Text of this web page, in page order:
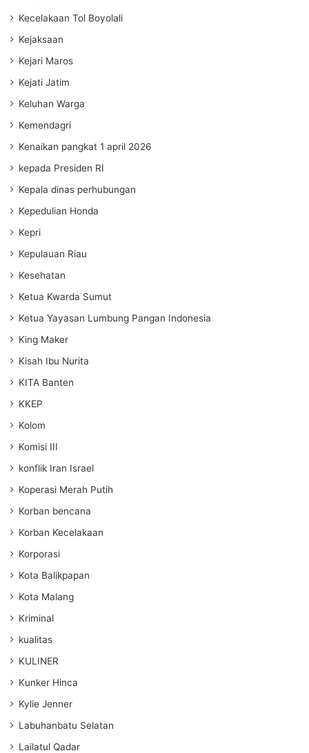
Kecelakaan Tol Boyolali
Kejaksaan
Kejari Maros
Kejati Jatim
Keluhan Warga
Kemendagri
Kenaikan pangkat 1 april 2026
kepada Presiden RI
Kepala dinas perhubungan
Kepedulian Honda
Kepri
Kepulauan Riau
Kesehatan
Ketua Kwarda Sumut
Ketua Yayasan Lumbung Pangan Indonesia
King Maker
Kisah Ibu Nurita
KITA Banten
KKEP
Kolom
Komisi III
konflik Iran Israel
Koperasi Merah Putih
Korban bencana
Korban Kecelakaan
Korporasi
Kota Balikpapan
Kota Malang
Kriminal
kualitas
KULINER
Kunker Hinca
Kylie Jenner
Labuhanbatu Selatan
Lailatul Qadar